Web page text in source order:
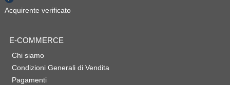
Acquirente verificato
E-COMMERCE
Chi siamo
Condizioni Generali di Vendita
Pagamenti